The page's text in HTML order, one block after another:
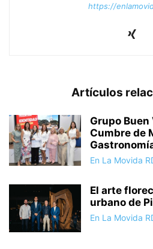
https://
Artículos
Grupo
Cumbre de
En La Movida
El arte
urbano de
En La Movida